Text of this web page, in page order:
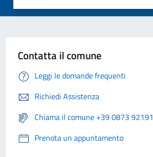
Contatta il comune
Leggi le domande frequenti
Richiedi Assistenza
Chiama il comune +39 0873 92191
Prenota un appuntamento